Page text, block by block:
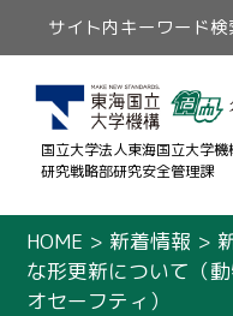
サイト内キーワード検
国立大学法人東海国立大学機
研究戦略部研究安全管理課
HOME > 新着情報 >
な形更新について（
オセーフティ）